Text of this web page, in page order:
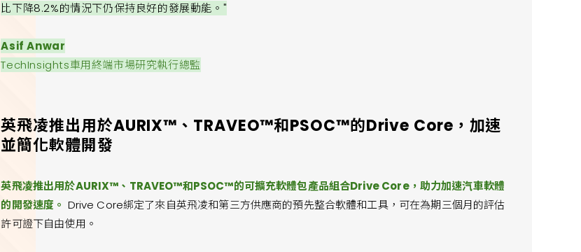
比下降8.2%的情況下仍保持良好的發展動能。"
Asif Anwar
TechInsights車用終端市場研究執行總監
英飛凌推出用於AURIX™、TRAVEO™和PSOC™的Drive Core，加速
並簡化軟體開發
英飛凌推出用於AURIX™、TRAVEO™和PSOC™的可擴充軟體包產品組合Drive Core，助力加速汽車軟體
的開發速度。 Drive Core綁定了來自英飛凌和第三方供應商的預先整合軟體和工具，可在為期三個月的評估
許可證下自由使用。